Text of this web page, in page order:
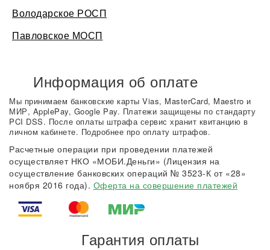
Володарское РОСП
Павловское МОСП
Информация об оплате
Мы принимаем банковские карты Vias, MasterCard, Maestro и
МИР, ApplePay, Google Pay. Платежи защищены по стандарту
PCI DSS. После оплаты штрафа сервис хранит квитанцию в
личном кабинете. Подробнее про оплату штрафов.
Расчетные операции при проведении платежей
осуществляет НКО «МОБИ.Деньги» (Лицензия на
осуществление банковских операций № 3523-К от «28»
ноября 2016 года). Оферта на совершение платежей
Гарантия оплаты